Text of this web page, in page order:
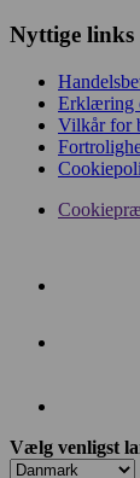
Nyttige links
Erklæring
Vilkår for
Vælg venligst